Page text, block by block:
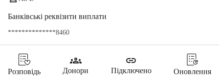
Банківські реквізити виплати
**************8460
Розповідь
groups
Донори
link
Підключено Оновлення